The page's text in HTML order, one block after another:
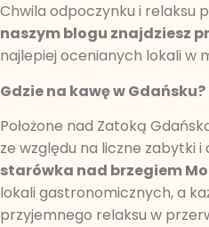
Chwila odpoczynku i relaksu
naszym blogu znajdziesz
najlepiej ocenianych lokali w
Gdzie na kawę w Gdańsku?
Położone nad Zatoką
ze względu na liczne zabytki
starówka nad brzegiem
lokali gastronomicznych, a
przyjemnego relaksu w